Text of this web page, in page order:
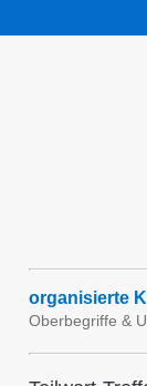
organisierte
Oberbegriffe &